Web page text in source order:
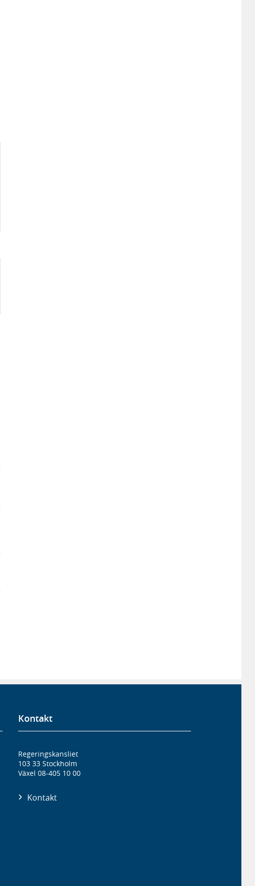
Kontakt
Regeringskansliet
103 33 Stockholm
Växel 08-405 10 00
Kontakt